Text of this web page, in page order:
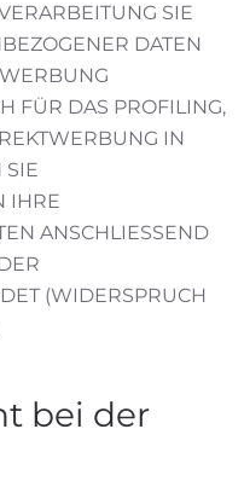
SIE
DATEN
FÜR DAS PROFILING,
IN
SIE
IHRE
ANSCHLIESSEND
(WIDERSPRUCH
bei der